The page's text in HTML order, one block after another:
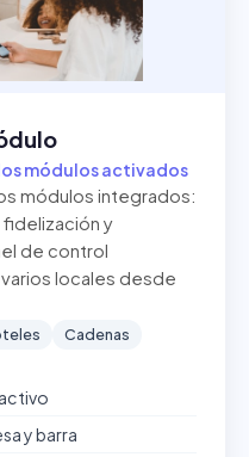
módulos activados
módulos integrados:
fidelización y
de control
locales desde
Cadenas
y barra